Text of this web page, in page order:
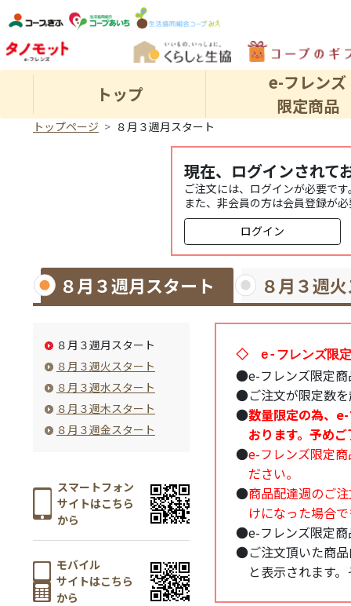
トップ
e-フレンズ
限定商品
トップページ ８月３週月スタート
現在、ログインされて
ご注文には、ログインが必要で
また、非会員の方は会員登録が
ログイン
８月３週月スタート ８月３週
８月３週月スタート
８月３週火スタート
８月３週水スタート
８月３週木スタート
８月３週金スタート
スマートフォン
サイトはこちら
から
モバイル
サイトはこちら
から
◇ e-フレンズ限
●e-フレンズ限定
●ご注文が限定数
●数量限定の為、
おります。予め
●e-フレンズ限定
ださい。
●商品配達週のご
けになった場合
●e-フレンズ限定
●ご注文頂いた商
と表示されます